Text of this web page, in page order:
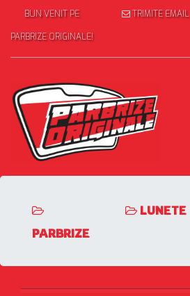
BUN VENIT PE
PARBRIZE ORIGINALE!
TRIMITE EMAIL
PARBRIZE
LUNETE